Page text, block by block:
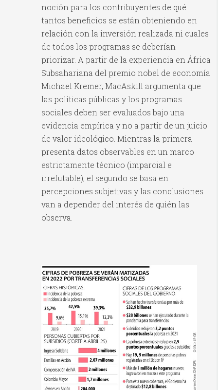
noción para los contribuyentes de qué
tantos beneficios se están obteniendo en
relación con la inversión realizada ni cuales
de todos los programas se deberían
priorizar. A partir de la experiencia en África
Subsahariana del premio nobel de economía
Michael Kremer, MacAskill argumenta que
las políticas públicas y los programas
sociales deben ser evaluados bajo una
evidencia empírica y no a partir de un juicio
de valor ideológico. Mientras la primera
presenta datos observables en un marco
estrictamente técnico (imparcial e
irrefutable), el segundo se basa en
percepciones subjetivas y las conclusiones
van a depender del interés de quién las
observa.